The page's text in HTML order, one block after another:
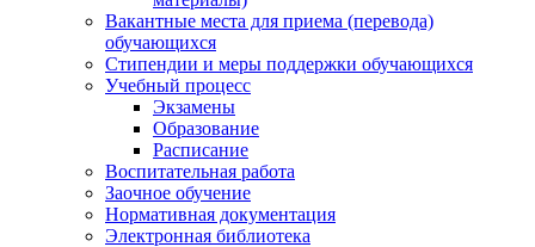
Вакантные места для приема (перевода)
обучающихся
Стипендии и меры поддержки обучающихся
Учебный процесс
Экзамены
Образование
Расписание
Воспитательная работа
Заочное обучение
Нормативная документация
Электронная библиотека